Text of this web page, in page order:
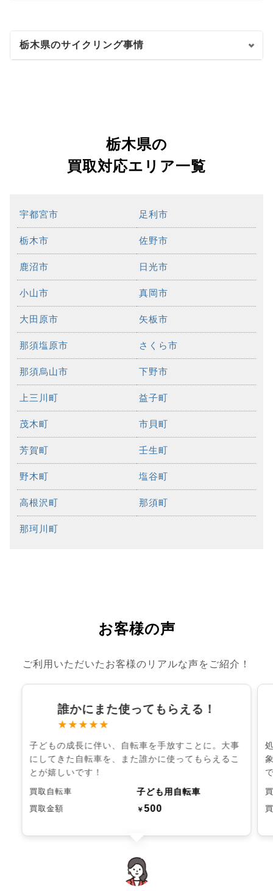
栃木県のサイクリング事情
栃木県の
買取対応エリア一覧
宇都宮市 足利市
栃木市 佐野市
鹿沼市 日光市
小山市 真岡市
大田原市 矢板市
那須塩原市 さくら市
那須烏山市 下野市
上三川町 益子町
茂木町 市貝町
芳賀町 壬生町
野木町 塩谷町
高根沢町 那須町
那珂川町
お客様の声
ご利用いただいたお客様のリアルな声をご紹介！
誰かにまた使ってもらえる！
★★★★★
子どもの成長に伴い、自転車を手放すことに。大事
にしてきた自転車を、また誰かに使ってもらえるこ
とが嬉しいです！
買取自転車 子ども用自転車
買取金額 ￥500
chevron_left chevron_right